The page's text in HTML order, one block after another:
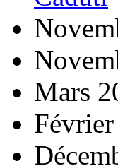
Mars